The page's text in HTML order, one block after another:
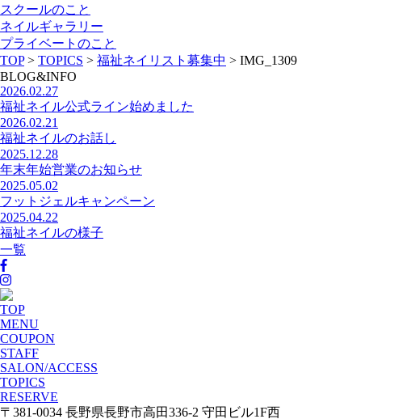
スクールのこと
ネイルギャラリー
プライベートのこと
TOP> TOPICS > 福祉ネイリスト募集中 > IMG_1309
BLOG&INFO
2026.02.27
福祉ネイル公式ライン始めました
2026.02.21
福祉ネイルのお話し
2025.12.28
年末年始営業のお知らせ
2025.05.02
フットジェルキャンペーン
2025.04.22
福祉ネイルの様子
一覧
TOP
MENU
COUPON
STAFF
SALON/ACCESS
TOPICS
RESERVE
〒381-0034 長野県長野市高田336-2 守田ビル1F西